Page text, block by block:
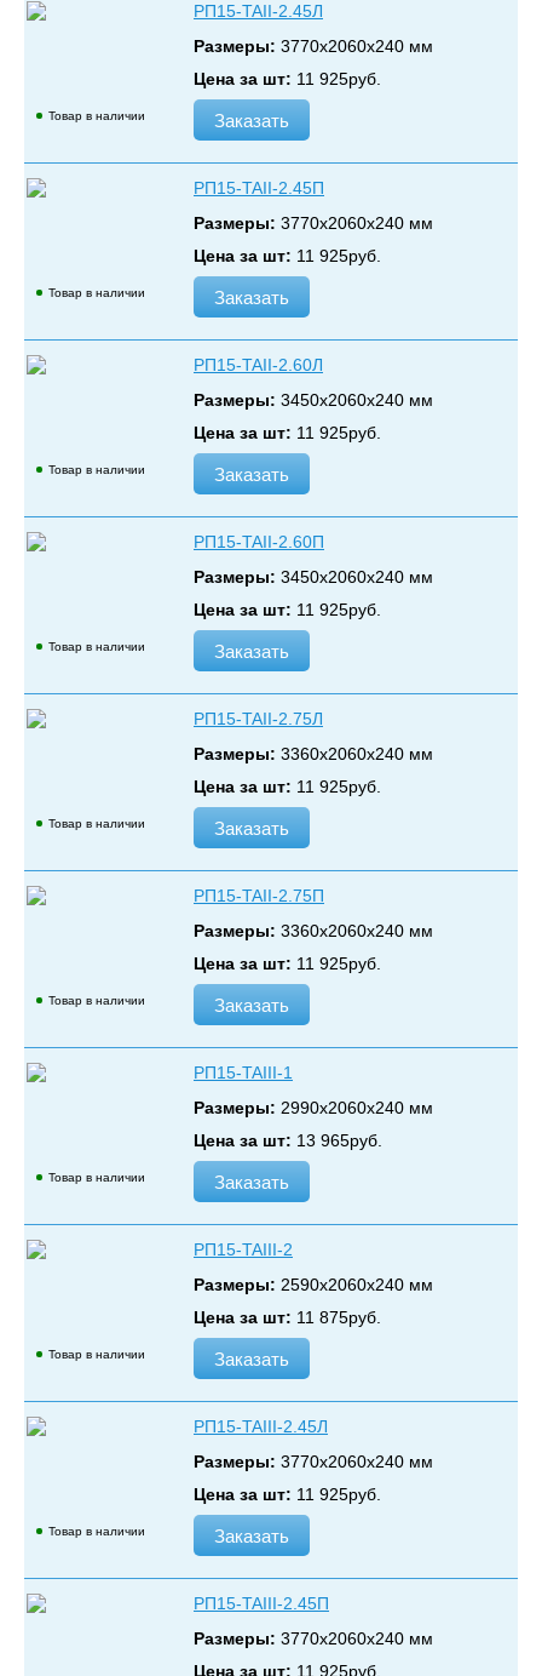
Товар в наличии
РП15-TAII-2.45Л
Размеры: 3770х2060х240 мм
Цена за шт: 11 925руб.
Заказать
Товар в наличии
РП15-TAII-2.45П
Размеры: 3770х2060х240 мм
Цена за шт: 11 925руб.
Заказать
Товар в наличии
РП15-TAII-2.60Л
Размеры: 3450х2060х240 мм
Цена за шт: 11 925руб.
Заказать
Товар в наличии
РП15-TAII-2.60П
Размеры: 3450х2060х240 мм
Цена за шт: 11 925руб.
Заказать
Товар в наличии
РП15-TAII-2.75Л
Размеры: 3360х2060х240 мм
Цена за шт: 11 925руб.
Заказать
Товар в наличии
РП15-TAII-2.75П
Размеры: 3360х2060х240 мм
Цена за шт: 11 925руб.
Заказать
Товар в наличии
РП15-TAIII-1
Размеры: 2990х2060х240 мм
Цена за шт: 13 965руб.
Заказать
Товар в наличии
РП15-TAIII-2
Размеры: 2590х2060х240 мм
Цена за шт: 11 875руб.
Заказать
Товар в наличии
РП15-TAIII-2.45Л
Размеры: 3770х2060х240 мм
Цена за шт: 11 925руб.
Заказать
РП15-TAIII-2.45П
Размеры: 3770х2060х240 мм
Цена за шт: 11 925руб.